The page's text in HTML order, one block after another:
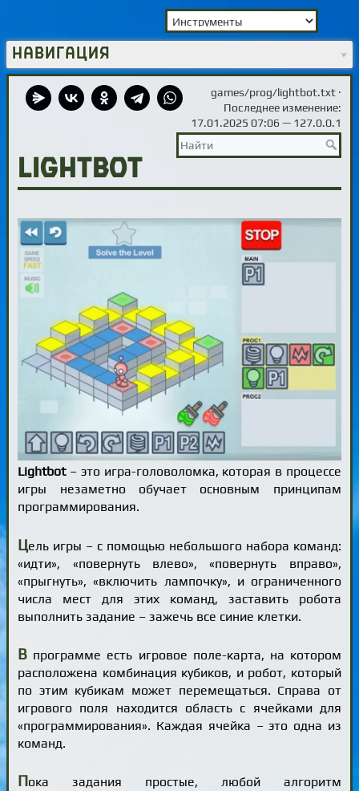
Навигация
games/prog/lightbot.txt·
Последнее изменение:
17.01.2025 07:06 — 127.0.0.1
LightBot
Lightbot– это игра-головоломка, которая в процессе
игры незаметно обучает основным принципам
программирования.
Цель игры – с помощью небольшого набора команд:
«идти», «повернуть влево», «повернуть вправо»,
«прыгнуть», «включить лампочку», и ограниченного
числа мест для этих команд, заставить робота
выполнить задание – зажечь все синие клетки.
В программе есть игровое поле-карта, на котором
расположена комбинация кубиков, и робот, который
по этим кубикам может перемещаться. Справа от
игрового поля находится область с ячейками для
«программирования». Каждая ячейка – это одна из
команд.
Пока задания простые, любой алгоритм